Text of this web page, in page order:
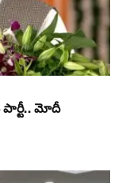
పార్టీ.. మోదీ